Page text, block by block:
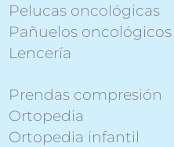
Pelucas oncológicas
Pañuelos oncológicos
Lencería
Prendas compresión
Ortopedia
Ortopedia infantil